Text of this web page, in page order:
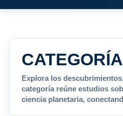
Explora los
categoría reúne estudios
ciencia planetaria,